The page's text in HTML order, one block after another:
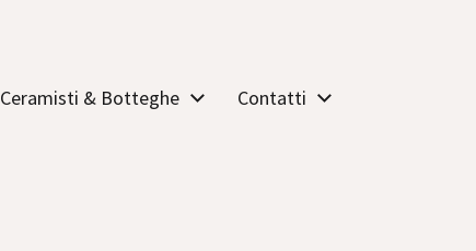
Ceramisti & Botteghe Contatti